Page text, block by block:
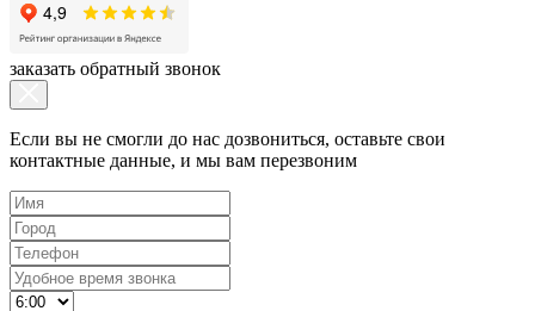
заказать обратный звонок
Если вы не смогли до нас дозвониться, оставьте свои
контактные данные, и мы вам перезвоним